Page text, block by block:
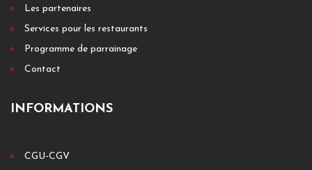
Les partenaires
Services pour les restaurants
Programme de parrainage
Contact
INFORMATIONS
CGU-CGV